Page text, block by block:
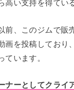
高い支持を得てい
前、このジムで販
画を投稿しており
ています。
ナーとしてクライ